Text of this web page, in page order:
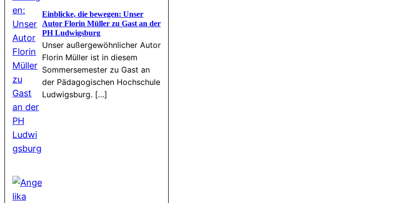
Einblicke, die bewegen: Unser
Autor Florin Müller zu Gast an der
PH Ludwigsburg
Unser außergewöhnlicher Autor
Florin Müller ist in diesem
Sommersemester zu Gast an
der Pädagogischen Hochschule
Ludwigsburg. […]